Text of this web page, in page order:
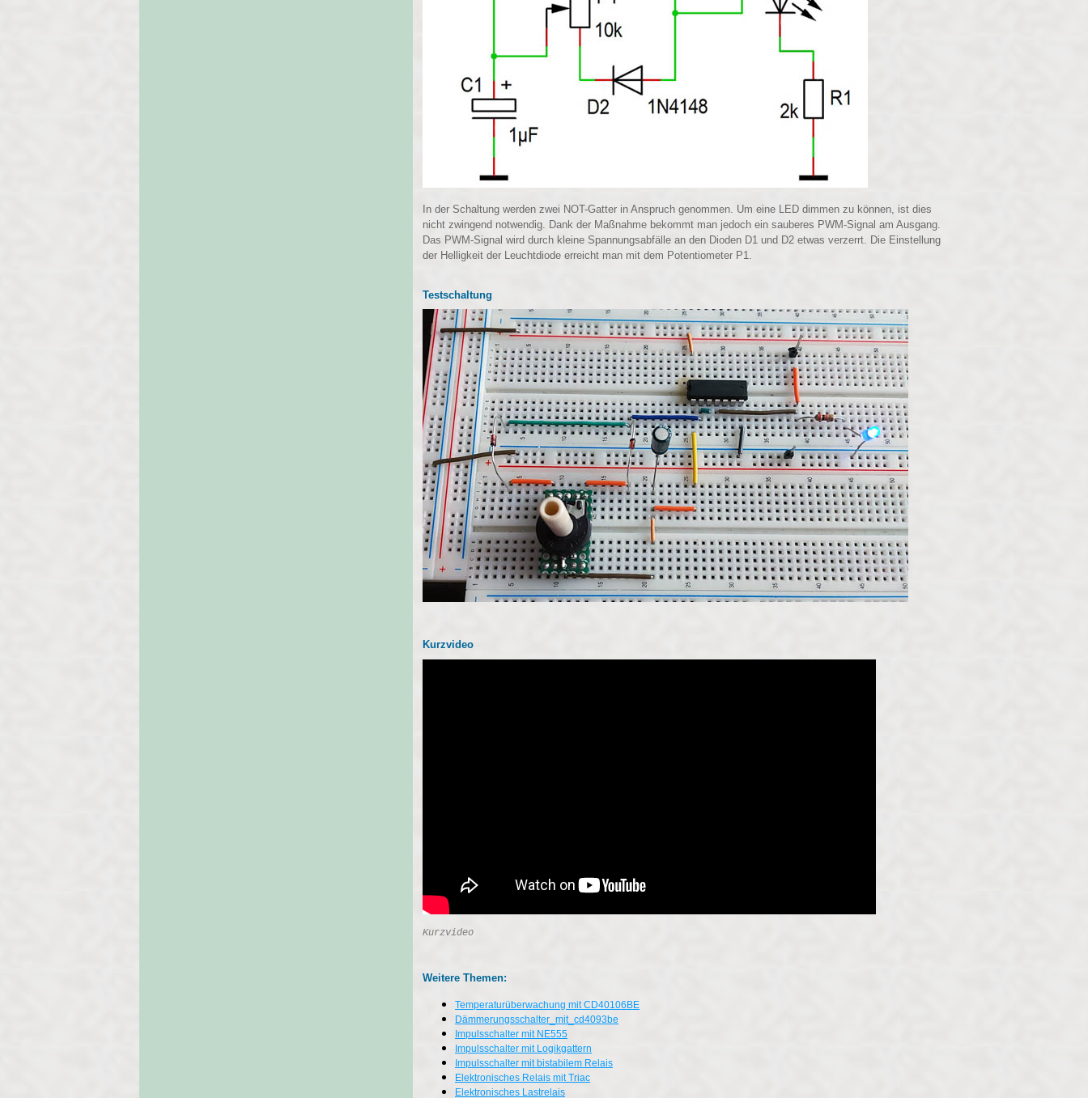
In der Schaltung werden zwei NOT-Gatter in Anspruch genommen. Um eine LED dimmen zu können, ist dies
nicht zwingend notwendig. Dank der Maßnahme bekommt man jedoch ein sauberes PWM-Signal am Ausgang.
Das PWM-Signal wird durch kleine Spannungsabfälle an den Dioden D1 und D2 etwas verzerrt. Die Einstellung
der Helligkeit der Leuchtdiode erreicht man mit dem Potentiometer P1.
Testschaltung
Kurzvideo
Kurzvideo
Weitere Themen:
Temperaturüberwachung mit CD40106BE
Dämmerungsschalter_mit_cd4093be
Impulsschalter mit NE555
Impulsschalter mit Logikgattern
Impulsschalter mit bistabilem Relais
Elektronisches Relais mit Triac
Elektronisches Lastrelais